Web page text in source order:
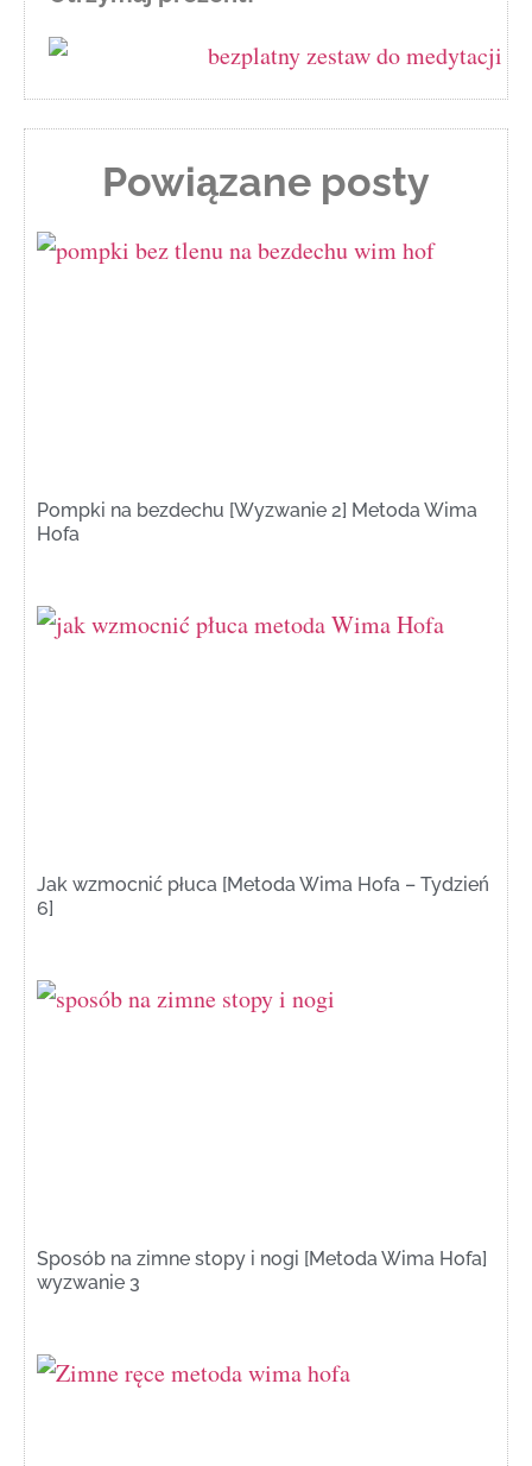
Powiązane posty
Pompki na bezdechu [Wyzwanie 2] Metoda Wima
Hofa
Jak wzmocnić płuca [Metoda Wima Hofa – Tydzień
6]
Sposób na zimne stopy i nogi [Metoda Wima Hofa]
wyzwanie 3